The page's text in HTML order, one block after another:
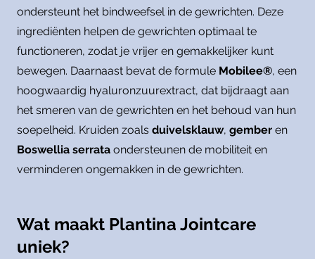
ondersteunt het bindweefsel in de gewrichten. Deze
ingrediënten helpen de gewrichten optimaal te
functioneren, zodat je vrijer en gemakkelijker kunt
bewegen. Daarnaast bevat de formule Mobilee®, een
hoogwaardig hyaluronzuurextract, dat bijdraagt aan
het smeren van de gewrichten en het behoud van hun
soepelheid. Kruiden zoals duivelsklauw, gember en
Boswellia serrata ondersteunen de mobiliteit en
verminderen ongemakken in de gewrichten.
Wat maakt Plantina Jointcare
uniek?